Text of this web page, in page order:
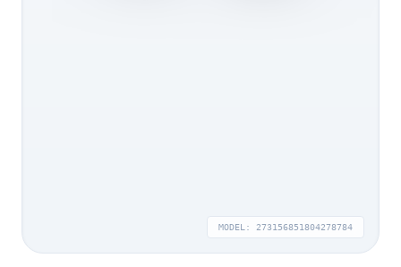
MODEL: 273156851804278784